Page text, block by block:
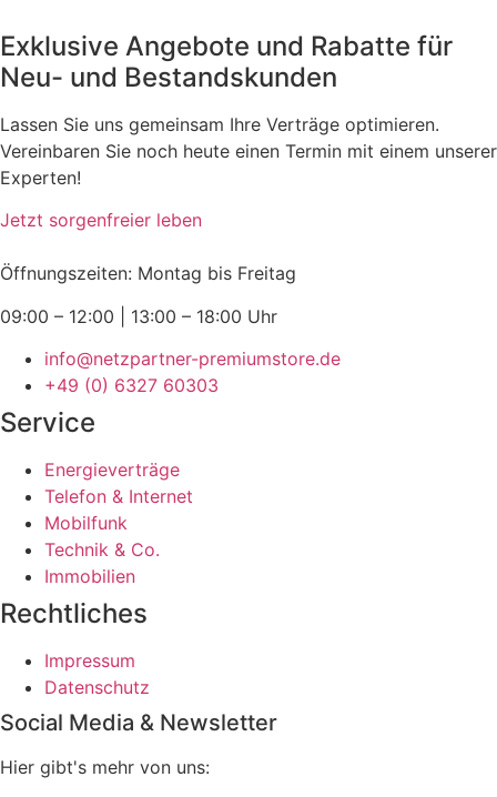
Exklusive Angebote und Rabatte für
Neu- und Bestandskunden
Lassen Sie uns gemeinsam Ihre Verträge optimieren.
Vereinbaren Sie noch heute einen Termin mit einem unserer
Experten!
Jetzt sorgenfreier leben
Öffnungszeiten: Montag bis Freitag
09:00 – 12:00 | 13:00 – 18:00 Uhr
info@netzpartner-premiumstore.de
+49 (0) 6327 60303
Service
Energieverträge
Telefon & Internet
Mobilfunk
Technik & Co.
Immobilien
Rechtliches
Impressum
Datenschutz
Social Media & Newsletter
Hier gibt's mehr von uns: